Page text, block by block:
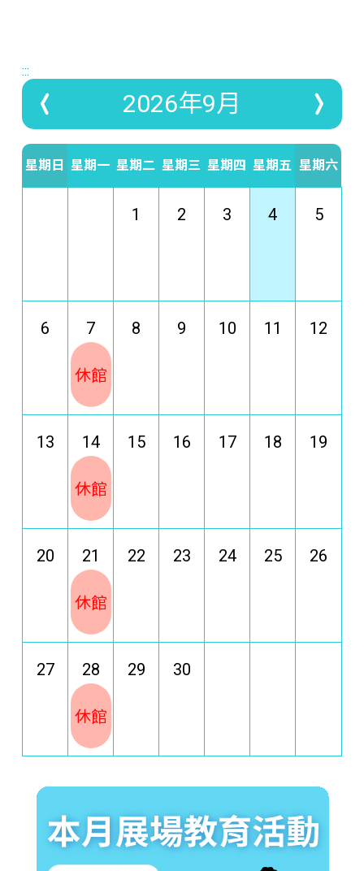
:::
2026年9月
星期日 星期一 星期二 星期三 星期四 星期五 星期六
1 2 3 4 5
6 7
休館
8 9 10 11 12
13 14
休館
15 16 17 18 19
20 21
休館
22 23 24 25 26
27 28
休館
29 30